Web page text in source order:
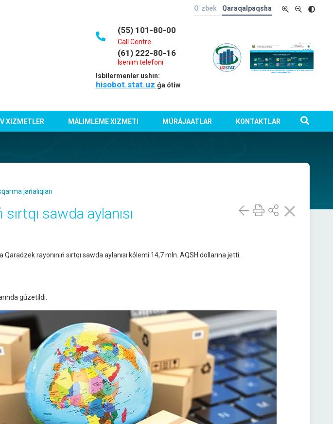
O`zbek Qaraqalpaqsha
(55) 101-80-00
Call Centre
(61) 222-80-16
Isenim telefonı
Isbilermenler ushın:
hisobot.stat.uz ǵa ótiw
XIZMETLER MÁLIMLEME XIZMETI MÚRÁJAATLAR KONTAKTLAR
jańalıqları
sawda aylanısı
rayonınıń sırtqı sawda aylanısı kólemi 14,7 mln. AQSH dollarına jetti.
gúzetildi.